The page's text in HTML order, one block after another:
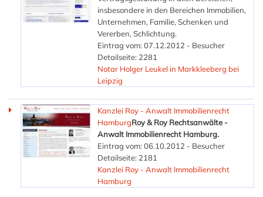
insbesondere in den Bereichen Immobilien,
Unternehmen, Familie, Schenken und
Vererben, Schlichtung.
Eintrag vom: 07.12.2012 - Besucher
Detailseite: 2281
Notar Holger Leukel in Markkleeberg bei
Leipzig
Kanzlei Roy - Anwalt Immobilienrecht
HamburgRoy & Roy Rechtsanwälte -
Anwalt Immobilienrecht Hamburg.
Eintrag vom: 06.10.2012 - Besucher
Detailseite: 2181
Kanzlei Roy - Anwalt Immobilienrecht
Hamburg